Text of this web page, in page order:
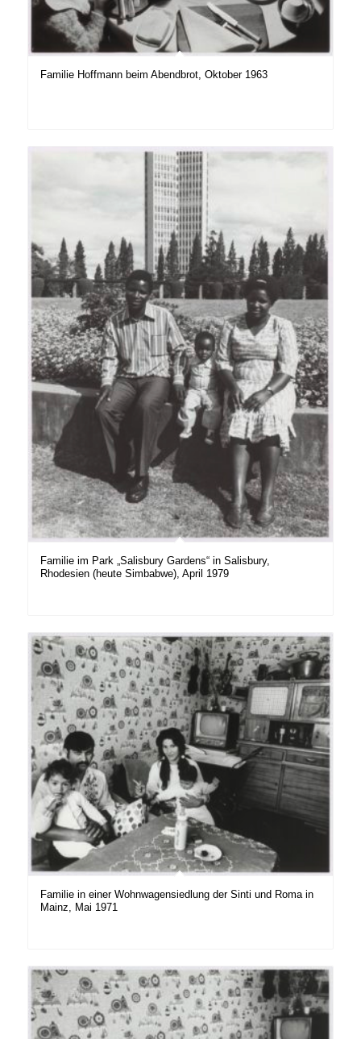
Familie Hoffmann beim Abendbrot, Oktober 1963
Familie im Park „Salisbury Gardens“ in Salisbury,
Rhodesien (heute Simbabwe), April 1979
Familie in einer Wohnwagensiedlung der Sinti und Roma in
Mainz, Mai 1971